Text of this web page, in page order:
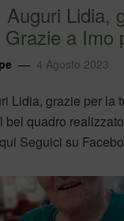
4 Agosto 2023
Lidia, grazie per la
bel quadro
Seguici su